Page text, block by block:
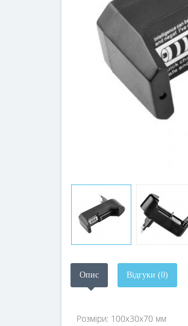
Опис Відгуки (0)
Розміри: 100х30х70 мм